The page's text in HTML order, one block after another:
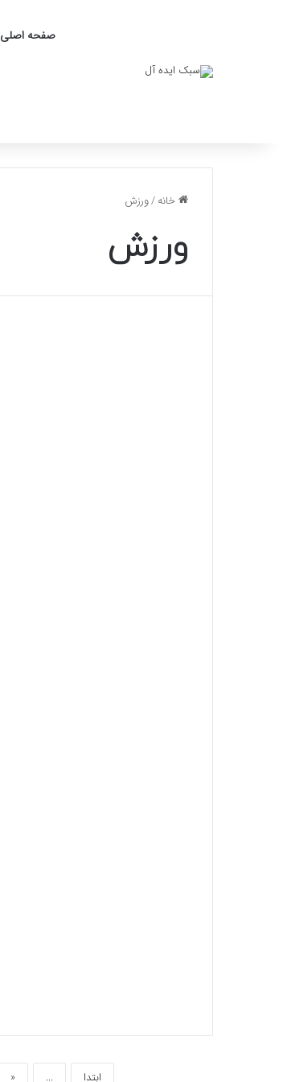
صفحه اصلی
خانه/ورزش
ورزش
ابتدا ...
«